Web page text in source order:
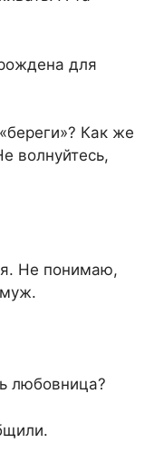
для
Как же
волнуйтесь,
Не понимаю,
муж.
любовница?